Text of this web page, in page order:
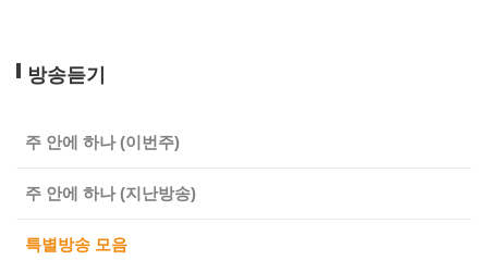
방송듣기
주 안에 하나 (이번주)
주 안에 하나 (지난방송)
특별방송 모음